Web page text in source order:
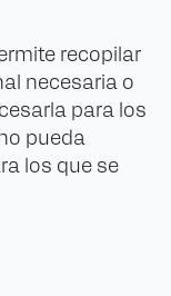
recopilar
necesaria o
para los
pueda
los que se